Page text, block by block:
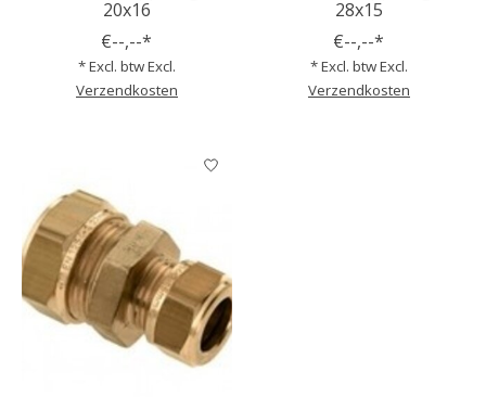
20x16
€--,--*
* Excl. btw Excl.
Verzendkosten
28x15
€--,--*
* Excl. btw Excl.
Verzendkosten